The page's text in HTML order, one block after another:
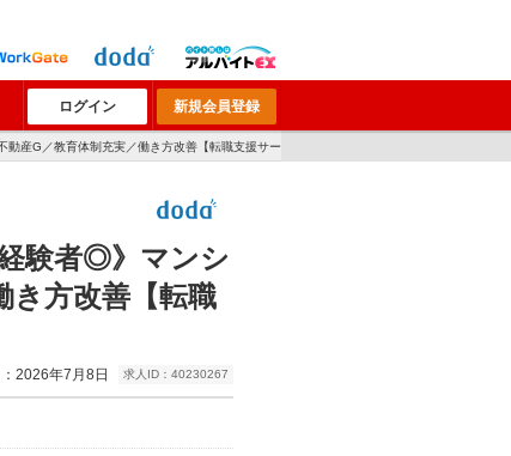
ログイン 新規会員登録
産G／教育体制充実／働き方改善【転職支援サー
験者◎》マンシ
き方改善【転職
2026年7月8日 求人ID：40230267